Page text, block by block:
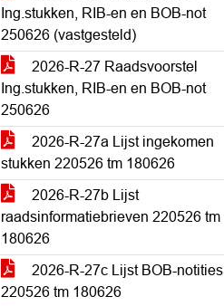
Ing.stukken, RIB-en en BOB-not
250626 (vastgesteld)
2026-R-27 Raadsvoorstel
Ing.stukken, RIB-en en BOB-not
250626
2026-R-27a Lijst ingekomen
stukken 220526 tm 180626
2026-R-27b Lijst
raadsinformatiebrieven 220526 tm
180626
2026-R-27c Lijst BOB-notities
220526 tm 180626